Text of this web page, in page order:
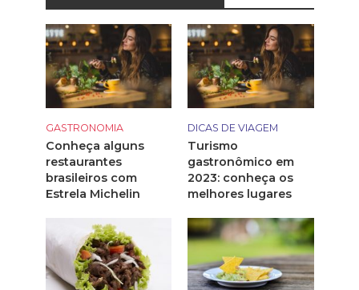
GASTRONOMIA
Conheça alguns
restaurantes
brasileiros com
Estrela Michelin
DICAS DE VIAGEM
Turismo
gastronômico em
2023: conheça os
melhores lugares